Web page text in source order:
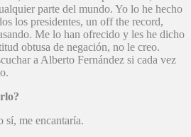
parte del mundo. Yo lo he hecho
los presidentes, un off the record,
Me lo han ofrecido y les he dicho
obtusa de negación, no le creo.
a Alberto Fernández si cada vez
me encantaría.